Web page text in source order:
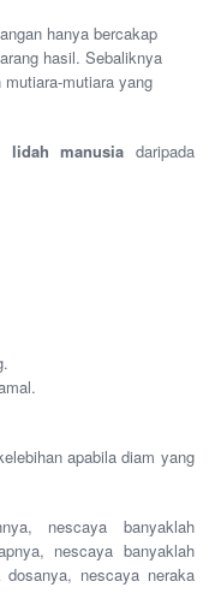
hanya bercakap
hasil. Sebaliknya
mutiara yang
lidah manusia daripada
apabila diam yang
nescaya banyaklah
nescaya banyaklah
nescaya neraka